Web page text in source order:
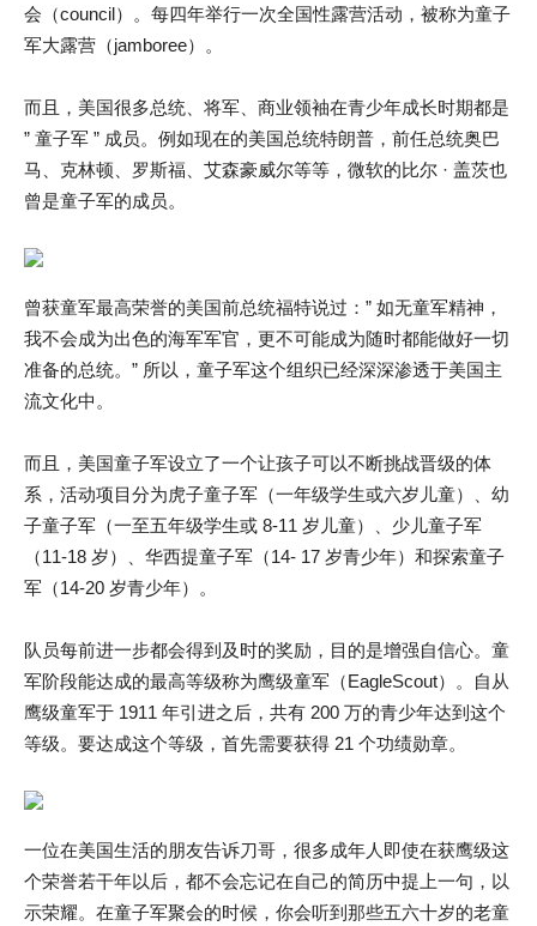
会（council）。每四年举行一次全国性露营活动，被称为童子
军大露营（jamboree）。
而且，美国很多总统、将军、商业领袖在青少年成长时期都是
” 童子军 ” 成员。例如现在的美国总统特朗普，前任总统奥巴
马、克林顿、罗斯福、艾森豪威尔等等，微软的比尔 · 盖茨也
曾是童子军的成员。
曾获童军最高荣誉的美国前总统福特说过：” 如无童军精神，
我不会成为出色的海军军官，更不可能成为随时都能做好一切
准备的总统。” 所以，童子军这个组织已经深深渗透于美国主
流文化中。
而且，美国童子军设立了一个让孩子可以不断挑战晋级的体
系，活动项目分为虎子童子军（一年级学生或六岁儿童）、幼
子童子军（一至五年级学生或 8-11 岁儿童）、少儿童子军
（11-18 岁）、华西提童子军（14- 17 岁青少年）和探索童子
军（14-20 岁青少年）。
队员每前进一步都会得到及时的奖励，目的是增强自信心。童
军阶段能达成的最高等级称为鹰级童军（EagleScout）。自从
鹰级童军于 1911 年引进之后，共有 200 万的青少年达到这个
等级。要达成这个等级，首先需要获得 21 个功绩勋章。
一位在美国生活的朋友告诉刀哥，很多成年人即使在获鹰级这
个荣誉若干年以后，都不会忘记在自己的简历中提上一句，以
示荣耀。在童子军聚会的时候，你会听到那些五六十岁的老童